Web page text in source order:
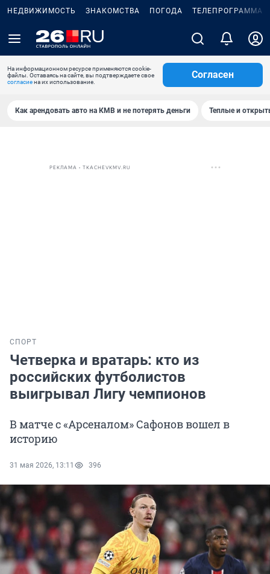
НЕДВИЖИМОСТЬ ЗНАКОМСТВА ПОГОДА ТЕЛЕПРОГРАММА
На информационном ресурсе применяются cookie-
файлы. Оставаясь на сайте, вы подтверждаете свое
согласиена их использование.
Согласен
Как арендовать авто на КМВ и не потерять деньги Теплые и
РЕКЛАМА • TKACHEVKMV.RU
СПОРТ
Четверка и вратарь: кто из
российских футболистов
выигрывал Лигу чемпионов
В матче с «Арсеналом» Сафонов вошел в
историю
31 мая 2026, 13:11 396